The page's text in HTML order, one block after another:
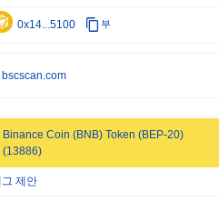
는
을 앞질렀습니다. 이는 더 넓은 시장
0x14...5100 부
bscscan.com
Binance Coin (BNB) Token (BEP-20)
(13886)
제안